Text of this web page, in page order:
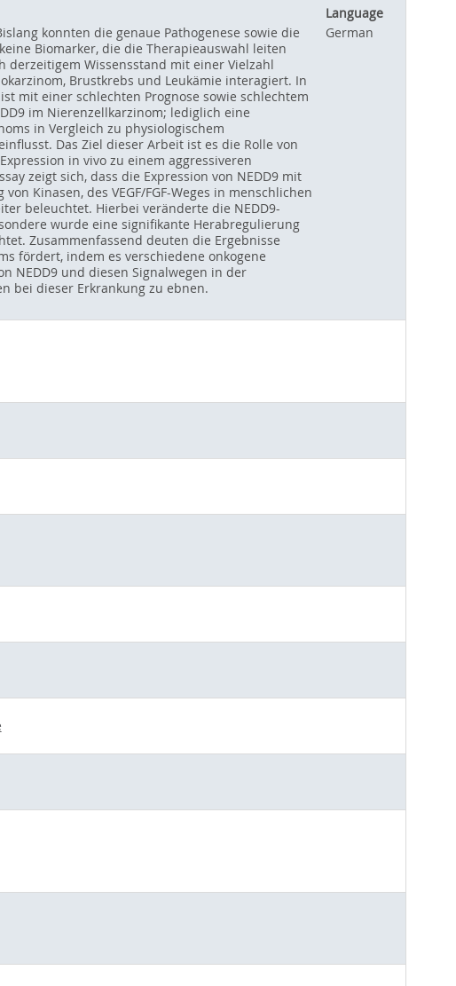
Language
konnten die genaue Pathogenese sowie die
Biomarker, die die Therapieauswahl leiten
derzeitigem Wissensstand mit einer Vielzahl
Brustkrebs und Leukämie interagiert. In
mit einer schlechten Prognose sowie schlechtem
im Nierenzellkarzinom; lediglich eine
in Vergleich zu physiologischem
Das Ziel dieser Arbeit ist es die Rolle von
in vivo zu einem aggressiveren
zeigt sich, dass die Expression von NEDD9 mit
Kinasen, des VEGF/FGF-Weges in menschlichen
beleuchtet. Hierbei veränderte die NEDD9-
wurde eine signifikante Herabregulierung
Zusammenfassend deuten die Ergebnisse
fördert, indem es verschiedene onkogene
NEDD9 und diesen Signalwegen in der
bei dieser Erkrankung zu ebnen.
German